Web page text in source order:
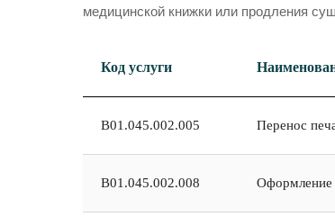
медицинской книжки или продления
Код услуги
В01.045.002.005 Перенос
В01.045.002.008 Оформление